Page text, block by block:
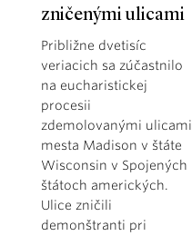
zničenými ulicami
Približne dvetisíc
veriacich sa zúčastnilo
na eucharistickej
procesii
zdemolovanými ulicami
mesta Madison v štáte
Wisconsin v Spojených
štátoch amerických.
Ulice zničili
demonštranti pri